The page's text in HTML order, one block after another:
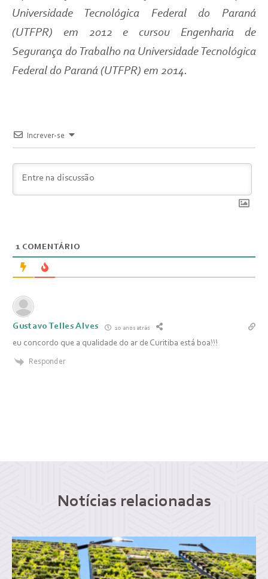
Universidade Tecnológica Federal do Paraná
(UTFPR) em 2012 e cursou Engenharia de
Segurança do Trabalho na Universidade Tecnológica
Federal do Paraná (UTFPR) em 2014.
Increver-se
1 COMENTÁRIO
Gustavo Telles Alves 10 anos atrás
eu concordo que a qualidade do ar de Curitiba está boa!!!
Responder
Notícias relacionadas